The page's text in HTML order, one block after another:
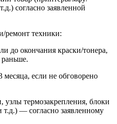
согласно заявленной
ремонт техники:
до окончания краски/тонера,
раньше.
если не обговорено
узлы термозакрепления, блоки
— согласно заявленному